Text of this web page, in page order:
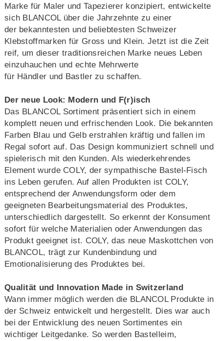
Marke für Maler und Tapezierer konzipiert, entwickelte
sich BLANCOL über die Jahrzehnte zu einer
der bekanntesten und beliebtesten Schweizer
Klebstoffmarken für Gross und Klein. Jetzt ist die Zeit
reif, um dieser traditionsreichen Marke neues Leben
einzuhauchen und echte Mehrwerte
für Händler und Bastler zu schaffen.
Der neue Look: Modern und F(r)isch
Das BLANCOL Sortiment präsentiert sich in einem
komplett neuen und erfrischenden Look. Die bekannten
Farben Blau und Gelb erstrahlen kräftig und fallen im
Regal sofort auf. Das Design kommuniziert schnell und
spielerisch mit den Kunden. Als wiederkehrendes
Element wurde COLY, der sympathische Bastel-Fisch
ins Leben gerufen. Auf allen Produkten ist COLY,
entsprechend der Anwendungsform oder dem
geeigneten Bearbeitungsmaterial des Produktes,
unterschiedlich dargestellt. So erkennt der Konsument
sofort für welche Materialien oder Anwendungen das
Produkt geeignet ist. COLY, das neue Maskottchen von
BLANCOL, trägt zur Kundenbindung und
Emotionalisierung des Produktes bei.
Qualität und Innovation Made in Switzerland
Wann immer möglich werden die BLANCOL Produkte in
der Schweiz entwickelt und hergestellt. Dies war auch
bei der Entwicklung des neuen Sortimentes ein
wichtiger Leitgedanke. So werden Bastelleim,